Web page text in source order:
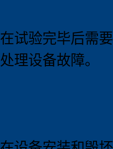
在试验完毕后需
处理设备故障。